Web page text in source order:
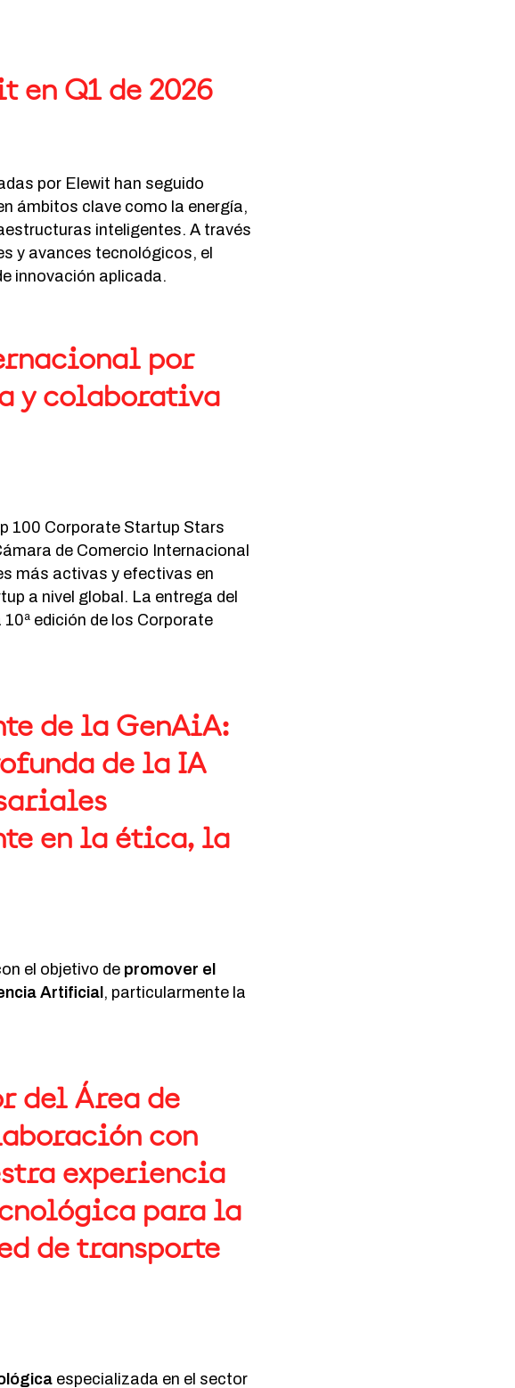
en Q1 de 2026
por Elewit han seguido
ámbitos clave como la energía,
inteligentes. A través
y avances tecnológicos, el
innovación aplicada.
por
y colaborativa
100 Corporate Startup Stars
de Comercio Internacional
más activas y efectivas en
a nivel global. La entrega del
edición de los Corporate
de la GenAiA:
de la IA
en la ética, la
el objetivo de promover el
Artificial , particularmente la
del Área de
con
experiencia
para la
de transporte
especializada en el sector